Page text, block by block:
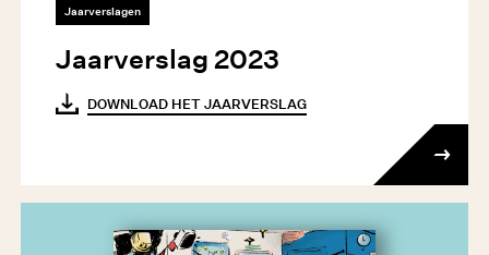
Jaarverslagen
Jaarverslag 2023
DOWNLOAD HET JAARVERSLAG